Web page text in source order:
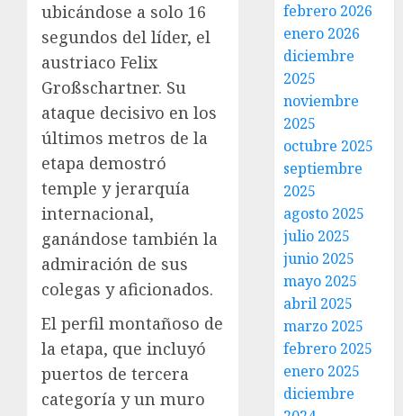
ubicándose a solo 16
segundos del líder, el
austriaco Felix
Großschartner. Su
ataque decisivo en los
últimos metros de la
etapa demostró
temple y jerarquía
internacional,
ganándose también la
admiración de sus
colegas y aficionados.
El perfil montañoso de
la etapa, que incluyó
puertos de tercera
categoría y un muro
febrero 2026
enero 2026
diciembre
2025
noviembre
2025
octubre 2025
septiembre
2025
agosto 2025
julio 2025
junio 2025
mayo 2025
abril 2025
marzo 2025
febrero 2025
enero 2025
diciembre